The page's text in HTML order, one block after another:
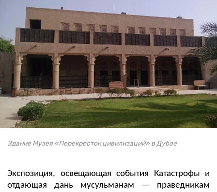
Здание Музея «Перекресток цивилизаций» в Дубае
Экспозиция, освещающая события Катастрофы и
отдающая дань мусульманам — праведникам